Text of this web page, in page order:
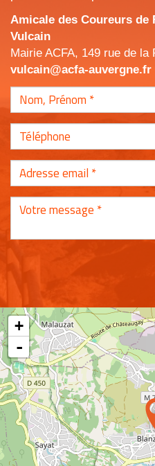
Amicale des Coureurs de
Vulcain
Mairie ACFA, 149 rue de la
vulcain@acfa-auvergne.fr
+
-